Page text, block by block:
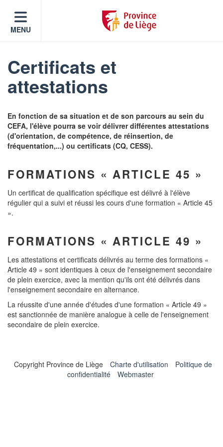
MENU
Certificats et
attestations
En fonction de sa situation et de son parcours au sein du
CEFA, l'élève pourra se voir délivrer différentes attestations
(d'orientation, de compétence, de réinsertion, de
fréquentation,...) ou certificats (CQ, CESS).
FORMATIONS « ARTICLE 45 »
Un certificat de qualification spécifique est délivré à l'élève
régulier qui a suivi et réussi les cours d'une formation « Article 45
».
FORMATIONS « ARTICLE 49 »
Les attestations et certificats délivrés au terme des formations «
Article 49 » sont identiques à ceux de l'enseignement secondaire
de plein exercice, avec la mention qu'ils ont été délivrés dans
l'enseignement secondaire en alternance.
La réussite d'une année d'études d'une formation « Article 49 »
est sanctionnée de manière analogue à celle de l'enseignement
secondaire de plein exercice.
Copyright Province de Liège Charte d'utilisation
Politique de
confidentialité
Webmaster